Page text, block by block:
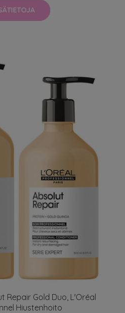
Repair Gold Duo, L'Oréal
Hiustenhoito